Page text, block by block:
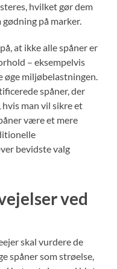
hvilket gør dem
på marker.
at ikke alle spåner er
– eksempelvis
øge miljøbelastningen.
spåner, der
man vil sikre et
være et mere
bevidste valg
ved
skal vurdere de
spåner som strøelse,